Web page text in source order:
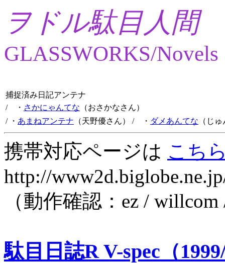
ヲドル駄目人間
GLASSWORKS/Novels
捕捉済み日記アンテナ
/ ・ さかにゃんてな （おさかなさん）
/ ・ あまねアンテナ （天野優さん） / ・ ダメあんてな （じ
携帯対応ページは こち
http://
（動作確認：ez /
駄目日誌R V-spec（